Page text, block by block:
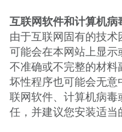
互联网软件和计算机病
由于互联网固有的技
可能会在本网站上显
不准确或不完整的材
坏性程序也可能会无
联网软件、计算机病
任，并建议您安装适当